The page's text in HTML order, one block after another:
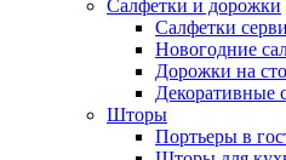
Салфетки и дорожки
Салфетки
Новогодние
Дорожки на
Декоративные
Шторы
Портьеры в